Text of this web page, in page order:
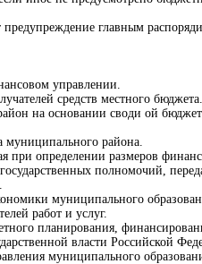
главным
управлении.
средств местного бюджета.
на основании своди ой
муниципального района.
при определении размеров
полномочий,
муниципального
работ и услуг.
планирования,
власти Российской
муниципального